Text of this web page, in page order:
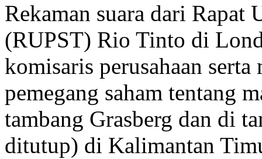
Rekaman suara dari Rapat
(RUPST) Rio Tinto di
komisaris perusahaan serta
pemegang saham tentang
tambang Grasberg dan di
ditutup) di Kalimantan